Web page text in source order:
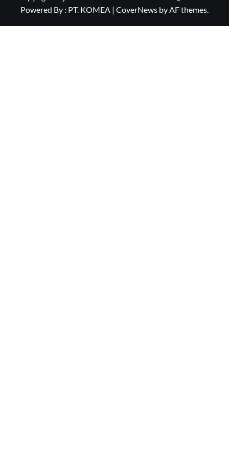
Powered By : PT. KOMEA | CoverNews by AF themes.